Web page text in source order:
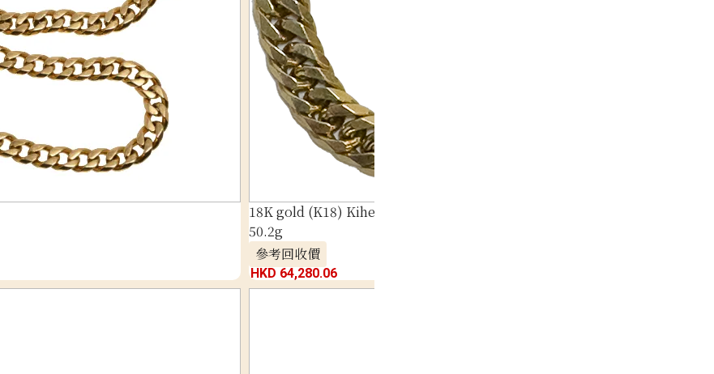
18K gold (K18) Kihei bracelet 6 sides double
50.2g
參考回收價
HKD 64,280.06